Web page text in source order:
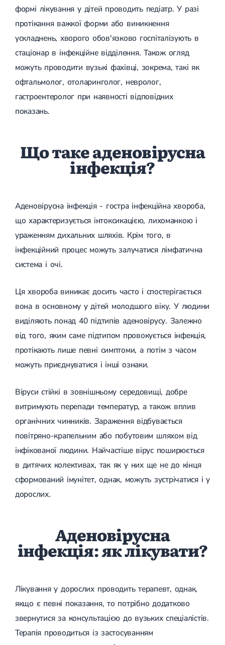
формі лікування у дітей проводить педіатр. У разі
протікання важкої форми або виникнення
ускладнень, хворого обов'язково госпіталізують в
стаціонар в інфекційне відділення. Також огляд
можуть проводити вузькі фахівці, зокрема, такі як
офтальмолог, отоларинголог, невролог,
гастроентеролог при наявності відповідних
показань.
Що таке аденовірусна
інфекція?
Аденовірусна інфекція - гостра інфекційна хвороба,
що характеризується інтоксикацією, лихоманкою і
ураженням дихальних шляхів. Крім того, в
інфекційний процес можуть залучатися лімфатична
система і очі.
Ця хвороба виникає досить часто і спостерігається
вона в основному у дітей молодшого віку. У людини
виділяють понад 40 підтипів аденовірусу. Залежно
від того, яким саме підтипом провокується інфекція,
протікають лише певні симптоми, а потім з часом
можуть приєднуватися і інші ознаки.
Віруси стійкі в зовнішньому середовищі, добре
витримують перепади температур, а також вплив
органічних чинників. Зараження відбувається
повітряно-крапельним або побутовим шляхом від
інфікованої людини. Найчастіше вірус поширюється
в дитячих колективах, так як у них ще не до кінця
сформований імунітет, однак, можуть зустрічатися і у
дорослих.
Аденовірусна
інфекція: як лікувати?
Лікування у дорослих проводить терапевт, однак,
якщо є певні показання, то потрібно додатково
звернутися за консультацією до вузьких спеціалістів.
Терапія проводиться із застосуванням